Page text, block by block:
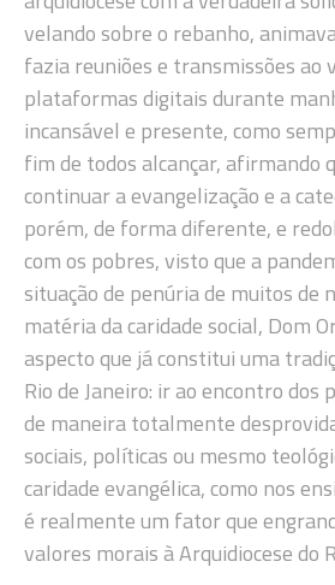
velando sobre o rebanho,
fazia reuniões e transmissões ao
plataformas digitais durante
incansável e presente, como
fim de todos alcançar, afirmando
continuar a evangelização e a
porém, de forma diferente, e
com os pobres, visto que a
situação de penúria de muitos de
matéria da caridade social, Dom
aspecto que já constitui uma
Rio de Janeiro: ir ao encontro dos
de maneira totalmente
sociais, políticas ou mesmo
caridade evangélica, como nos
é realmente um fator que
valores morais à Arquidiocese do